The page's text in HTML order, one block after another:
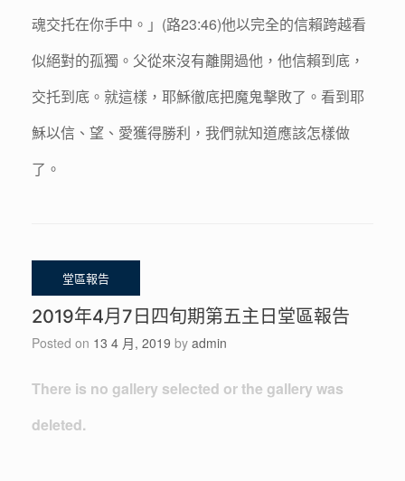
魂交托在你手中。」(路23:46)他以完全的信賴跨越看
似絕對的孤獨。父從來沒有離開過他，他信賴到底，
交托到底。就這樣，耶穌徹底把魔鬼擊敗了。看到耶
穌以信、望、愛獲得勝利，我們就知道應該怎樣做
了。
2019年4月7日四旬期第五主日堂區報告
Posted on 13 4 月, 2019 by admin
There is no gallery selected or the gallery was
deleted.